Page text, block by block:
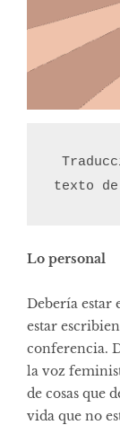
texto de
Lo personal
Debería estar
estar
conferencia.
la voz
de cosas que
vida que no